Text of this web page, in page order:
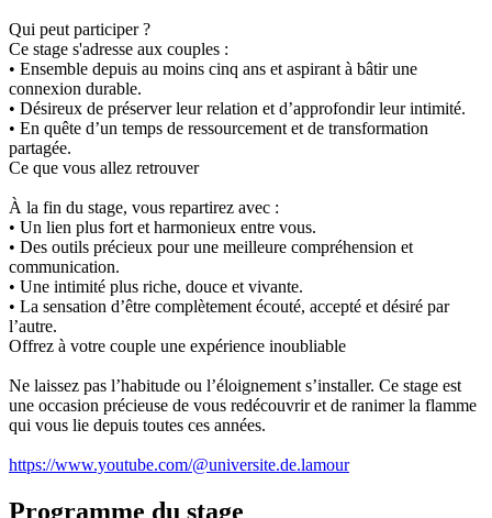
Qui peut participer ?
Ce stage s'adresse aux couples :
• Ensemble depuis au moins cinq ans et aspirant à bâtir une
connexion durable.
• Désireux de préserver leur relation et d’approfondir leur intimité.
• En quête d’un temps de ressourcement et de transformation
partagée.
Ce que vous allez retrouver
À la fin du stage, vous repartirez avec :
• Un lien plus fort et harmonieux entre vous.
• Des outils précieux pour une meilleure compréhension et
communication.
• Une intimité plus riche, douce et vivante.
• La sensation d’être complètement écouté, accepté et désiré par
l’autre.
Offrez à votre couple une expérience inoubliable
Ne laissez pas l’habitude ou l’éloignement s’installer. Ce stage est
une occasion précieuse de vous redécouvrir et de ranimer la flamme
qui vous lie depuis toutes ces années.
https://www.youtube.com/@universite.de.lamour
Programme du stage